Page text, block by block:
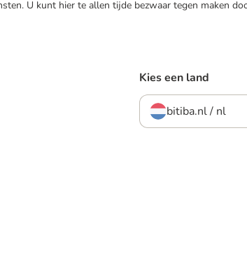
U kunt hier te allen tijde bezwaar tegen maken
Kies een land
bitiba.nl / nl